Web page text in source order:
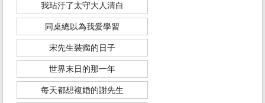
我玷汙了太守大人清白
同桌總以為我愛學習
宋先生裝瘸的日子
世界末日的那一年
每天都想複婚的謝先生